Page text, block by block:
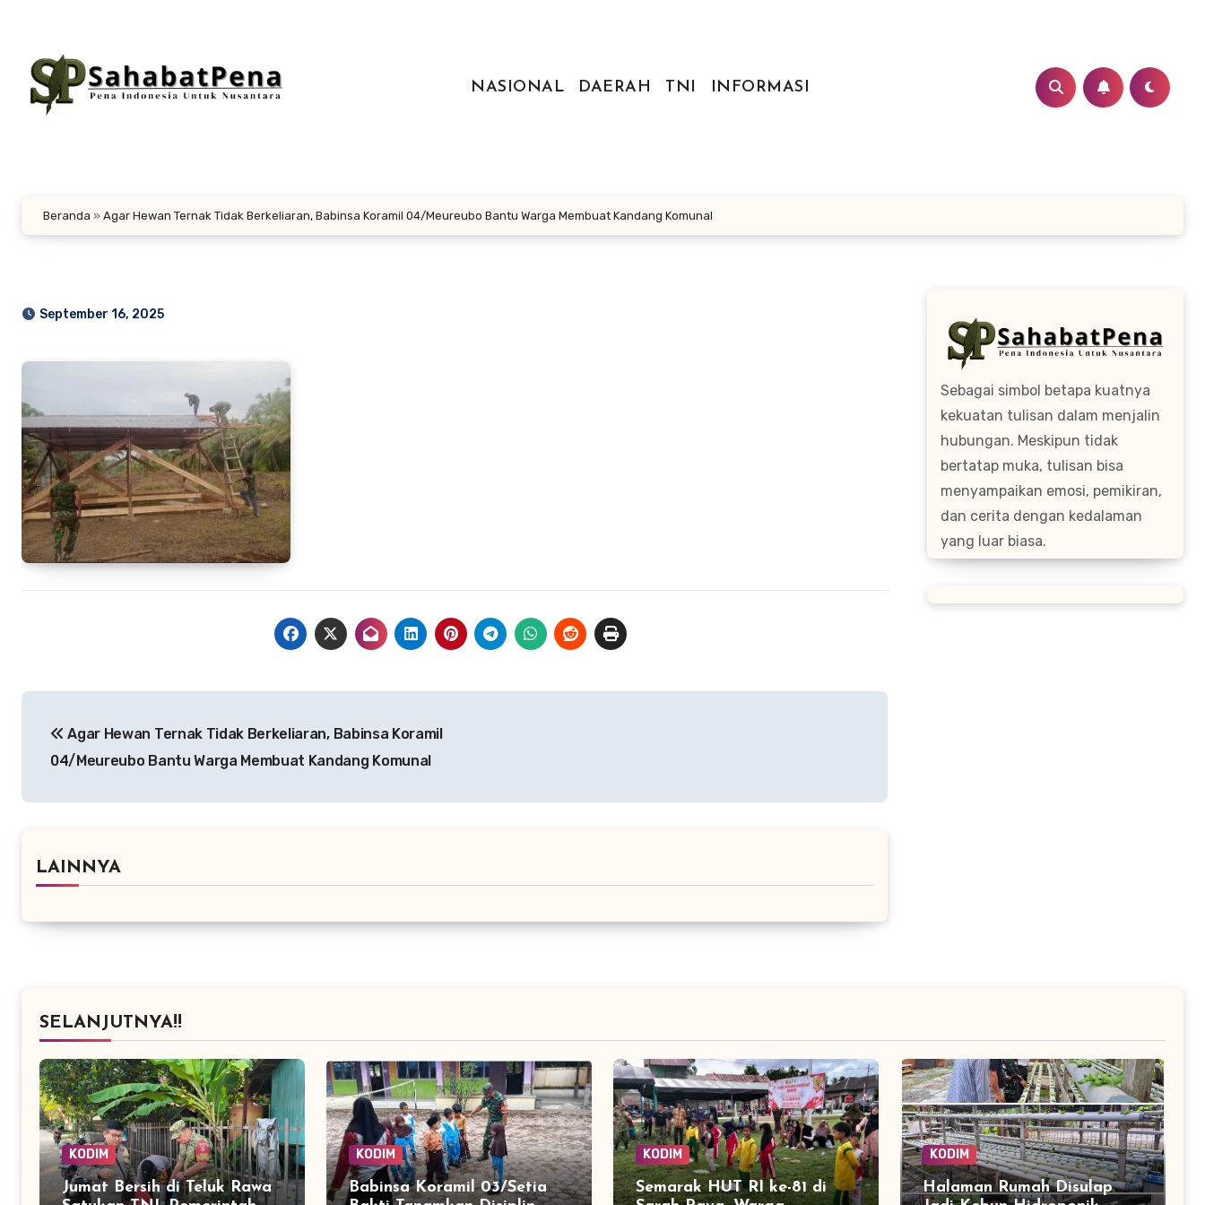
konten
NASIONAL
DAERAH TNI INFORMASI
Beranda » Agar Hewan Ternak Tidak Berkeliaran, Babinsa Koramil 04/Meureubo Bantu Warga Membuat Kandang Komunal
September 16, 2025
pos Agar Hewan Ternak Tidak Berkeliaran, Babinsa Koramil
04/Meureubo Bantu Warga Membuat Kandang Komunal
LAINNYA
Sebagai simbol betapa kuatnya
kekuatan tulisan dalam menjalin
hubungan. Meskipun tidak
bertatap muka, tulisan bisa
menyampaikan emosi, pemikiran,
dan cerita dengan kedalaman
yang luar biasa.
SELANJUTNYA!!
KODIM
Jumat Bersih di Teluk Rawa
KODIM
Babinsa Koramil 03/Setia
KODIM
Semarak HUT RI ke-81 di
KODIM
Halaman Rumah Disulap